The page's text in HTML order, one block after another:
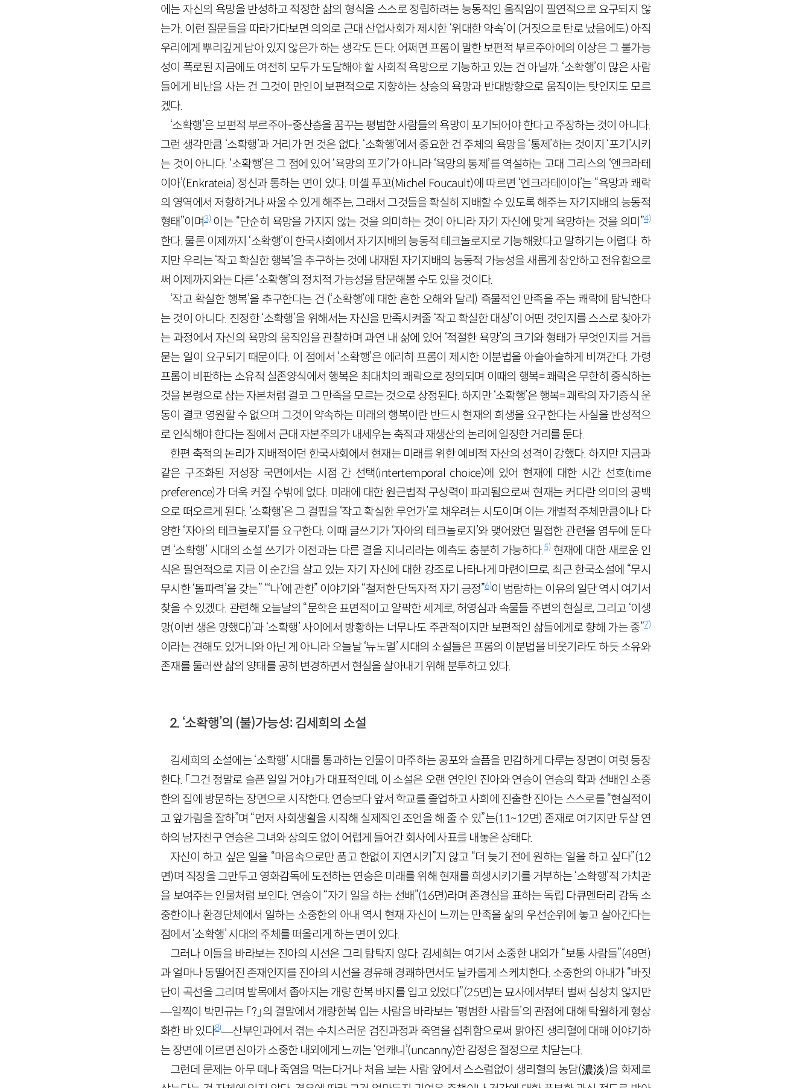
에는 자신의 욕망을 반성하고 적정한 삶의 형식을 스스로 정립하려는 능동적인 움직임이 필연적으로 요구되지 않
는가. 이런 질문들을 따라가다보면 의외로 근대 산업사회가 제시한 ‘위대한 약속’이 (거짓으로 탄로 났음에도) 아직
우리에게 뿌리깊게 남아 있지 않은가 하는 생각도 든다. 어쩌면 프롬이 말한 보편적 부르주아에의 이상은 그 불가능
성이 폭로된 지금에도 여전히 모두가 도달해야 할 사회적 욕망으로 기능하고 있는 건 아닐까. ‘소확행’이 많은 사람
들에게 비난을 사는 건 그것이 만인이 보편적으로 지향하는 상승의 욕망과 반대방향으로 움직이는 탓인지도 모르
겠다.
‘소확행’은 보편적 부르주아-중산층을 꿈꾸는 평범한 사람들의 욕망이 포기되어야 한다고 주장하는 것이 아니다.
그런 생각만큼 ‘소확행’과 거리가 먼 것은 없다. ‘소확행’에서 중요한 건 주체의 욕망을 ‘통제’하는 것이지 ‘포기’시키
는 것이 아니다. ‘소확행’은 그 점에 있어 ‘욕망의 포기’가 아니라 ‘욕망의 통제’를 역설하는 고대 그리스의 ‘엔크라테
이아’(Enkrateia) 정신과 통하는 면이 있다. 미셸 푸꼬(Michel Foucault)에 따르면 ‘엔크라테이아’는 “욕망과 쾌락
의 영역에서 저항하거나 싸울 수 있게 해주는, 그래서 그것들을 확실히 지배할 수 있도록 해주는 자기지배의 능동적
형태”이며3)이는 “단순히 욕망을 가지지 않는 것을 의미하는 것이 아니라 자기 자신에 맞게 욕망하는 것을 의미”4)
한다. 물론 이제까지 ‘소확행’이 한국사회에서 자기지배의 능동적 테크놀로지로 기능해왔다고 말하기는 어렵다. 하
지만 우리는 ‘작고 확실한 행복’을 추구하는 것에 내재된 자기지배의 능동적 가능성을 새롭게 창안하고 전유함으로
써 이제까지와는 다른 ‘소확행’의 정치적 가능성을 탐문해볼 수도 있을 것이다.
‘작고 확실한 행복’을 추구한다는 건 (‘소확행’에 대한 흔한 오해와 달리) 즉물적인 만족을 주는 쾌락에 탐닉한다
는 것이 아니다. 진정한 ‘소확행’을 위해서는 자신을 만족시켜줄 ‘작고 확실한 대상’이 어떤 것인지를 스스로 찾아가
는 과정에서 자신의 욕망의 움직임을 관찰하며 과연 내 삶에 있어 ‘적절한 욕망’의 크기와 형태가 무엇인지를 거듭
묻는 일이 요구되기 때문이다. 이 점에서 ‘소확행’은 에리히 프롬이 제시한 이분법을 아슬아슬하게 비껴간다. 가령
프롬이 비판하는 소유적 실존양식에서 행복은 최대치의 쾌락으로 정의되며 이때의 행복= 쾌락은 무한히 증식하는
것을 본령으로 삼는 자본처럼 결코 그 만족을 모르는 것으로 상정된다. 하지만 ‘소확행’은 행복= 쾌락의 자기증식 운
동이 결코 영원할 수 없으며 그것이 약속하는 미래의 행복이란 반드시 현재의 희생을 요구한다는 사실을 반성적으
로 인식해야 한다는 점에서 근대 자본주의가 내세우는 축적과 재생산의 논리에 일정한 거리를 둔다.
한편 축적의 논리가 지배적이던 한국사회에서 현재는 미래를 위한 예비적 자산의 성격이 강했다. 하지만 지금과
같은 구조화된 저성장 국면에서는 시점 간 선택(intertemporal choice)에 있어 현재에 대한 시간 선호(time
preference)가 더욱 커질 수밖에 없다. 미래에 대한 원근법적 구상력이 파괴됨으로써 현재는 커다란 의미의 공백
으로 떠오르게 된다. ‘소확행’은 그 결핍을 ‘작고 확실한 무언가’로 채우려는 시도이며 이는 개별적 주체만큼이나 다
양한 ‘자아의 테크놀로지’를 요구한다. 이때 글쓰기가 ‘자아의 테크놀로지’와 맺어왔던 밀접한 관련을 염두에 둔다
면 ‘소확행’ 시대의 소설 쓰기가 이전과는 다른 결을 지니리라는 예측도 충분히 가능하다.5) 현재에 대한 새로운 인
식은 필연적으로 지금 이 순간을 살고 있는 자기 자신에 대한 강조로 나타나게 마련이므로, 최근 한국소설에 “무시
무시한 ‘돌파력’을 갖는” “‘나’에 관한” 이야기와 “철저한 단독자적 자기 긍정”6)이 범람하는 이유의 일단 역시 여기서
찾을 수 있겠다. 관련해 오늘날의 “문학은 표면적이고 얄팍한 세계로, 허영심과 속물들 주변의 현실로, 그리고 ‘이생
망(이번 생은 망했다)’과 ‘소확행’ 사이에서 방황하는 너무나도 주관적이지만 보편적인 삶들에게로 향해 가는 중”7)
이라는 견해도 있거니와 아닌 게 아니라 오늘날 ‘뉴노멀’ 시대의 소설들은 프롬의 이분법을 비웃기라도 하듯 소유와
존재를 둘러싼 삶의 양태를 공히 변경하면서 현실을 살아내기 위해 분투하고 있다.
2. ‘소확행’의 (불)가능성: 김세희의 소설
김세희의 소설에는 ‘소확행’ 시대를 통과하는 인물이 마주하는 공포와 슬픔을 민감하게 다루는 장면이 여럿 등장
한다. 「그건 정말로 슬픈 일일 거야」가 대표적인데, 이 소설은 오랜 연인인 진아와 연승이 연승의 학과 선배인 소중
한의 집에 방문하는 장면으로 시작한다. 연승보다 앞서 학교를 졸업하고 사회에 진출한 진아는 스스로를 “현실적이
고 앞가림을 잘하”며 “먼저 사회생활을 시작해 실제적인 조언을 해 줄 수 있”는(11~12면) 존재로 여기지만 두살 연
하의 남자친구 연승은 그녀와 상의도 없이 어렵게 들어간 회사에 사표를 내놓은 상태다.
자신이 하고 싶은 일을 “마음속으로만 품고 한없이 지연시키”지 않고 “더 늦기 전에 원하는 일을 하고 싶다”(12
면)며 직장을 그만두고 영화감독에 도전하는 연승은 미래를 위해 현재를 희생시키기를 거부하는 ‘소확행’적 가치관
을 보여주는 인물처럼 보인다. 연승이 “자기 일을 하는 선배”(16면)라며 존경심을 표하는 독립 다큐멘터리 감독 소
중한이나 환경단체에서 일하는 소중한의 아내 역시 현재 자신이 느끼는 만족을 삶의 우선순위에 놓고 살아간다는
점에서 ‘소확행’ 시대의 주체를 떠올리게 하는 면이 있다.
그러나 이들을 바라보는 진아의 시선은 그리 탐탁지 않다. 김세희는 여기서 소중한 내외가 “보통 사람들”(48면)
과 얼마나 동떨어진 존재인지를 진아의 시선을 경유해 경쾌하면서도 날카롭게 스케치한다. 소중한의 아내가 “바짓
단이 곡선을 그리며 발목에서 좁아지는 개량 한복 바지를 입고 있었다”(25면)는 묘사에서부터 벌써 심상치 않지만
—일찍이 박민규는 「?」의 결말에서 개량한복 입는 사람을 바라보는 ‘평범한 사람들’의 관점에 대해 탁월하게 형상
화한 바 있다8)—산부인과에서 겪는 수치스러운 검진과정과 죽염을 섭취함으로써 맑아진 생리혈에 대해 이야기하
는 장면에 이르면 진아가 소중한 내외에게 느끼는 ‘언캐니’(uncanny)한 감정은 절정으로 치닫는다.
그런데 문제는 아무 때나 죽염을 먹는다거나 처음 보는 사람 앞에서 스스럼없이 생리혈의 농담(濃淡)을 화제로